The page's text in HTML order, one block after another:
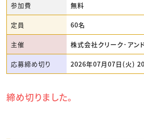
参加費 無料
定員 60名
主催 株式会社クリーク･アン
応募締め切り 2026年07月07日(火)
締め切りました。